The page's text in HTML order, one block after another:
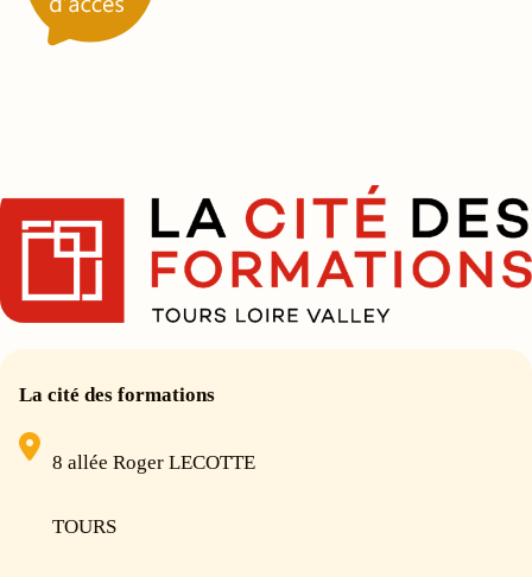
La cité des formations
8 allée Roger LECOTTE
TOURS